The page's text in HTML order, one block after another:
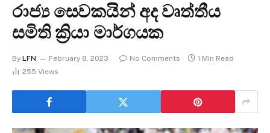
රාජ්‍ය සෙවකයින් අද වෘත්තීය
සමිති ක්‍රියා මාර්ගයක
By LFN February 8, 2023 No Comments
1 Min Read
255 Views